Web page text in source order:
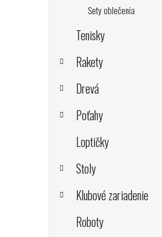
Sety oblečenia
Tenisky
Rakety
Drevá
Poťahy
Loptičky
Stoly
Klubové zariadenie
Roboty